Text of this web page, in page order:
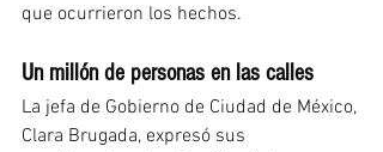
que ocurrieron los hechos.
Un millón de personas en las calles
La jefa de Gobierno de Ciudad de México,
Clara Brugada, expresó sus